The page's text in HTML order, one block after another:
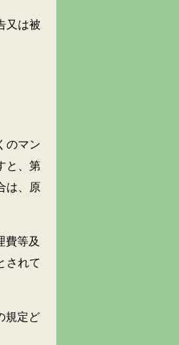
又は被
のマン
と、第
は、原
費等及
されて
規定ど